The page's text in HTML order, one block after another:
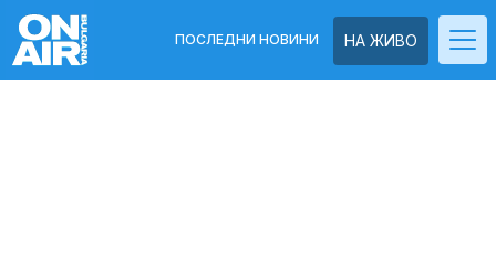
НА ЖИВО
ПОСЛЕДНИ НОВИНИ